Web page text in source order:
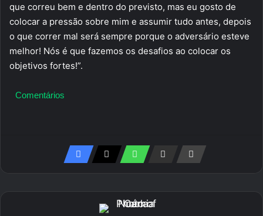
que correu bem e dentro do previsto, mas eu gosto de
colocar a pressão sobre mim e assumir tudo antes, depois
o que correr mal será sempre porque o adversário esteve
melhor! Nós é que fazemos os desafios ao colocar os
objetivos fortes!”.
Comentários